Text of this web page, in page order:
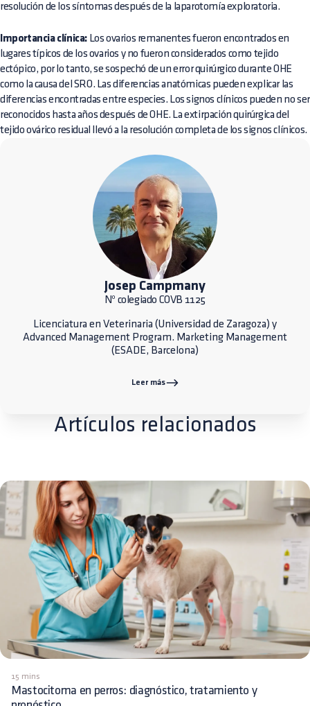
resolución de los síntomas después de la laparotomía exploratoria.
Importancia clínica: Los ovarios remanentes fueron encontrados en
lugares típicos de los ovarios y no fueron considerados como tejido
ectópico, por lo tanto, se sospechó de un error quirúrgico durante OHE
como la causa del SRO. Las diferencias anatómicas pueden explicar las
diferencias encontradas entre especies. Los signos clínicos pueden no ser
reconocidos hasta años después de OHE. La extirpación quirúrgica del
tejido ovárico residual llevó a la resolución completa de los signos clínicos.
Josep Campmany
Nº colegiado COVB 1125
Licenciatura en Veterinaria (Universidad de Zaragoza) y
Advanced Management Program. Marketing Management
(ESADE, Barcelona)
Leer más
Artículos relacionados
15 mins
Mastocitoma en perros: diagnóstico, tratamiento y